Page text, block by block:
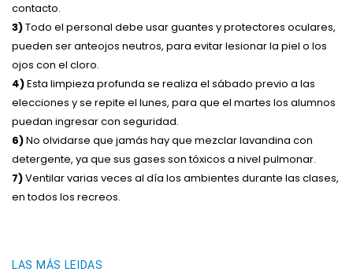
contacto.
3)Todo el personal debe usar guantes y protectores oculares,
pueden ser anteojos neutros, para evitar lesionar la piel o los
ojos con el cloro.
4)Esta limpieza profunda se realiza el sábado previo a las
elecciones y se repite el lunes, para que el martes los alumnos
puedan ingresar con seguridad.
6)No olvidarse que jamás hay que mezclar lavandina con
detergente, ya que sus gases son tóxicos a nivel pulmonar.
7)Ventilar varias veces al día los ambientes durante las clases,
en todos los recreos.
LAS MÁS LEIDAS